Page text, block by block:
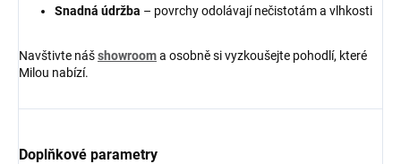
Snadná údržba – povrchy odolávají nečistotám a vlhkosti
Navštivte nášshowrooma osobně si vyzkoušejte pohodlí, které
Milou nabízí.
Doplňkové parametry